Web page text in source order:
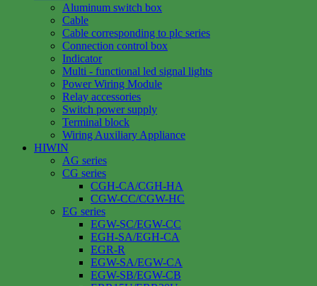
Aluminum switch box
Cable
Cable corresponding to plc series
Connection control box
Indicator
Multi - functional led signal lights
Power Wiring Module
Relay accessories
Switch power supply
Terminal block
Wiring Auxiliary Appliance
HIWIN
AG series
CG series
CGH-CA/CGH-HA
CGW-CC/CGW-HC
EG series
EGW-SC/EGW-CC
EGH-SA/EGH-CA
EGR-R
EGW-SA/EGW-CA
EGW-SB/EGW-CB